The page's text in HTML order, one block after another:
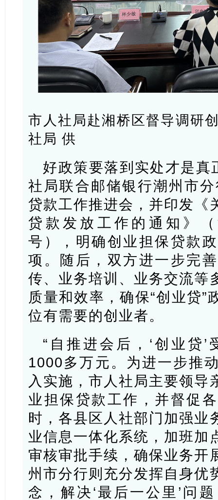
市人社局赴湘桥区督导调研
社局 供
好政策要落到实处才是
社局联合邮储银行潮州市
贷款工作推进会，并印发《
贷款发放工作的通知》
号），明确创业担保贷款
项。随后，双方进一步完
传、业务培训、业务交流等
质量和效率，确保“创业贷”
位有需要的创业者。
“自推进会后，‘创业贷
1000多万元。为进一步推
入实施，市人社局主要领导
业担保贷款工作，并督促
时，各县区人社部门加强业
业信息一体化系统，加班加
审核审批手续，确保业务开
州市分行则充分发挥自身优
念，解决‘最后一公里’问